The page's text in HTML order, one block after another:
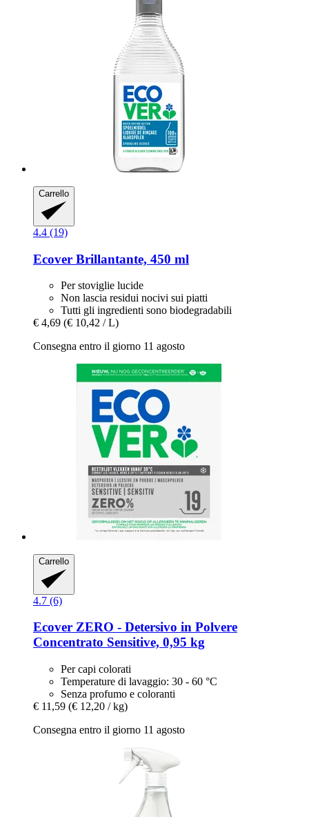
Carrello
4.4 (19)
Ecover Brillantante, 450 ml
Per stoviglie lucide
Non lascia residui nocivi sui piatti
Tutti gli ingredienti sono biodegradabili
€ 4,69 (€ 10,42 / L)
Consegna entro il giorno 11 agosto
Carrello
4.7 (6)
Ecover ZERO -​ Detersivo in Polvere
Concentrato Sensitive, 0,95 kg
Per capi colorati
Temperature di lavaggio: 30 - 60 °C
Senza profumo e coloranti
€ 11,59 (€ 12,20 / kg)
Consegna entro il giorno 11 agosto